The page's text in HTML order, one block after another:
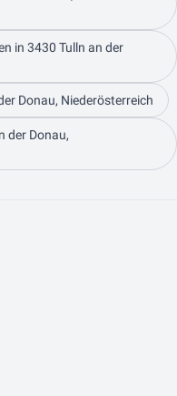
in 3430 Tulln an der
Donau, Niederösterreich
der Donau,